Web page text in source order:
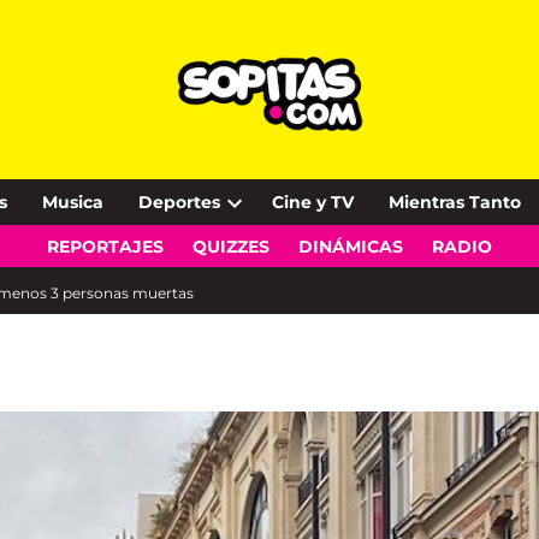
Musica Deportes
Open
dropdown
Cine y TV Mientras Tanto
REPORTAJES QUIZZES DINÁMICAS RADIO
3 personas muertas